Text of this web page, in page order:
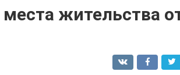
жительства